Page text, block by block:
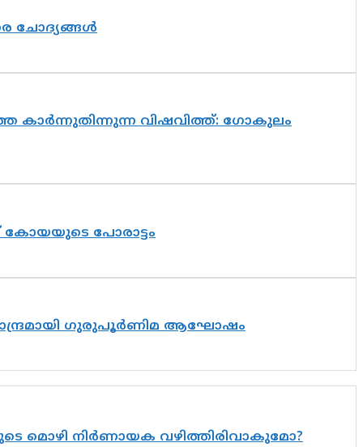
ചോദ്യങ്ങൾ
കാർന്നുതിന്നുന്ന വിഷവിത്ത്: ഗോകുലം
കോയയുടെ പോരാട്ടം
ഗുരുപൂർണിമ ആഘോഷം
മൊഴി നിർണായക വഴിത്തിരിവാകുമോ?